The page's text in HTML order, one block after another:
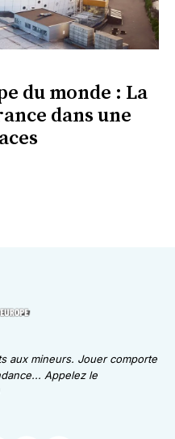
du monde : La
dans une
aux mineurs. Jouer comporte
Appelez le